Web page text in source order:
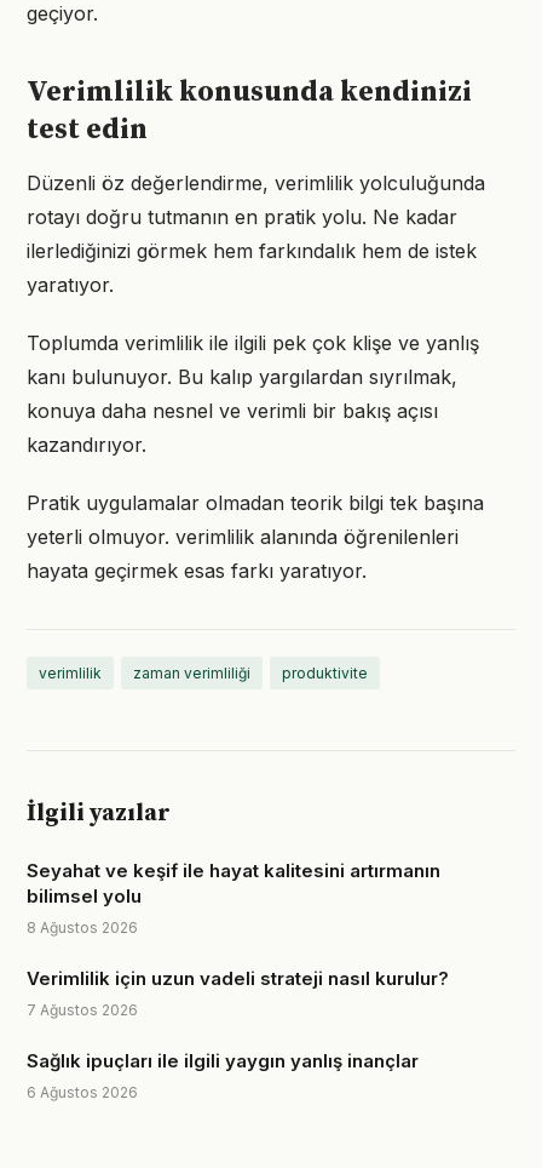
geçiyor.
Verimlilik konusunda kendinizi
test edin
Düzenli öz değerlendirme, verimlilik yolculuğunda
rotayı doğru tutmanın en pratik yolu. Ne kadar
ilerlediğinizi görmek hem farkındalık hem de istek
yaratıyor.
Toplumda verimlilik ile ilgili pek çok klişe ve yanlış
kanı bulunuyor. Bu kalıp yargılardan sıyrılmak,
konuya daha nesnel ve verimli bir bakış açısı
kazandırıyor.
Pratik uygulamalar olmadan teorik bilgi tek başına
yeterli olmuyor. verimlilik alanında öğrenilenleri
hayata geçirmek esas farkı yaratıyor.
verimlilik zaman verimliliği produktivite
İlgili yazılar
Seyahat ve keşif ile hayat kalitesini artırmanın
bilimsel yolu
8 Ağustos 2026
Verimlilik için uzun vadeli strateji nasıl kurulur?
7 Ağustos 2026
Sağlık ipuçları ile ilgili yaygın yanlış inançlar
6 Ağustos 2026